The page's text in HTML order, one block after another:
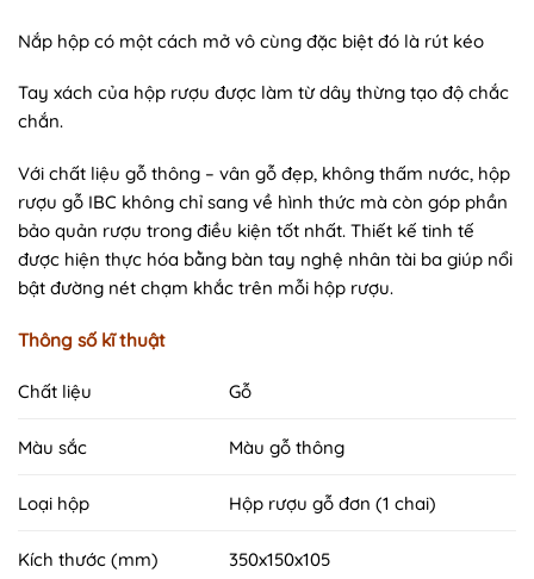
Nắp hộp có một cách mở vô cùng đặc biệt đó là rút kéo
Tay xách của hộp rượu được làm từ dây thừng tạo độ chắc
chắn.
Với chất liệu gỗ thông – vân gỗ đẹp, không thấm nước, hộp
rượu gỗ IBC không chỉ sang về hình thức mà còn góp phần
bảo quản rượu trong điều kiện tốt nhất. Thiết kế tinh tế
được hiện thực hóa bằng bàn tay nghệ nhân tài ba giúp nổi
bật đường nét chạm khắc trên mỗi hộp rượu.
Thông số kĩ thuật
Chất liệu Gỗ
Màu sắc Màu gỗ thông
Loại hộp Hộp rượu gỗ đơn (1 chai)
Kích thước (mm) 350x150x105